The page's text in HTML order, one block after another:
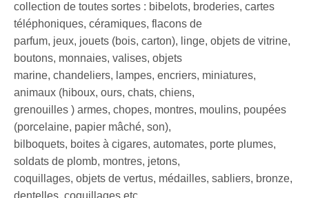
collection de toutes sortes : bibelots, broderies, cartes
téléphoniques, céramiques, flacons de
parfum, jeux, jouets (bois, carton), linge, objets de vitrine,
boutons, monnaies, valises, objets
marine, chandeliers, lampes, encriers, miniatures,
animaux (hiboux, ours, chats, chiens,
grenouilles ) armes, chopes, montres, moulins, poupées
(porcelaine, papier mâché, son),
bilboquets, boites à cigares, automates, porte plumes,
soldats de plomb, montres, jetons,
coquillages, objets de vertus, médailles, sabliers, bronze,
dentelles, coquillages etc